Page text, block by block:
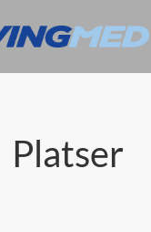
Platser